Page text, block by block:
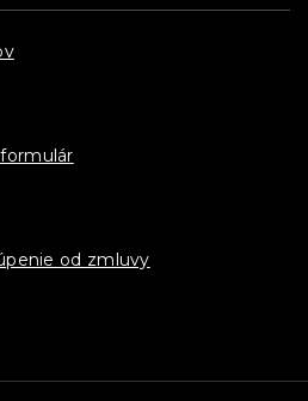
od zmluvy